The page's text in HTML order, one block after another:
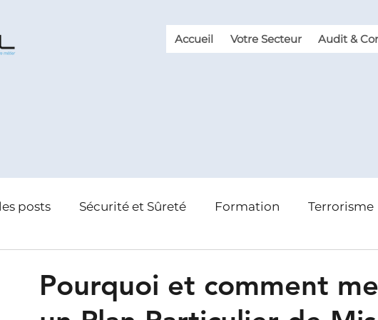
Accueil Votre Secteur Audit &
posts Sécurité et Sûreté Formation Terrorisme
Pourquoi et comment